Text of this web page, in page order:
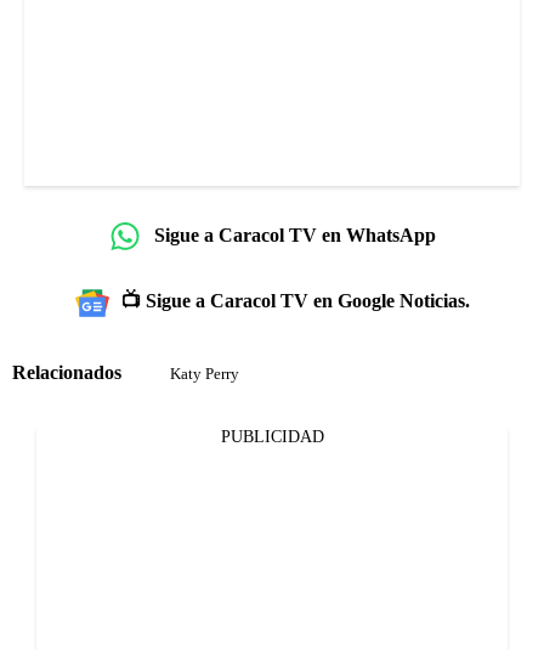
Sigue a Caracol TV en WhatsApp
📺 Sigue a Caracol TV en Google Noticias.
Relacionados Katy Perry
PUBLICIDAD